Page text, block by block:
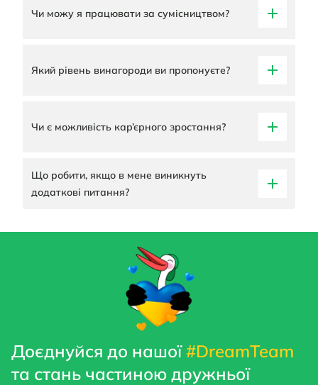
Чи можу я працювати за сумісництвом?
Який рівень винагороди ви пропонуєте?
Чи є можливість кар’єрного зростання?
Що робити, якщо в мене виникнуть
додаткові питання?
Доєднуйся до нашої#DreamTeam
та стань частиною дружньої